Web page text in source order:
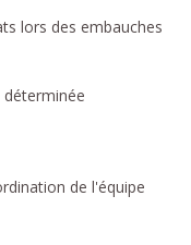
lors des embauches
de l'équipe